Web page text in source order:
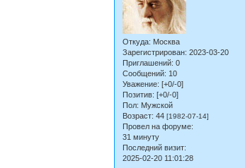
Откуда: Москва
Зарегистрирован: 2023-03-20
Приглашений: 0
Сообщений: 10
Уважение: [+0/-0]
Позитив: [+0/-0]
Пол: Мужской
Возраст: 44[1982-07-14]
Провел на форуме:
31 минуту
Последний визит:
2025-02-20 11:01:28